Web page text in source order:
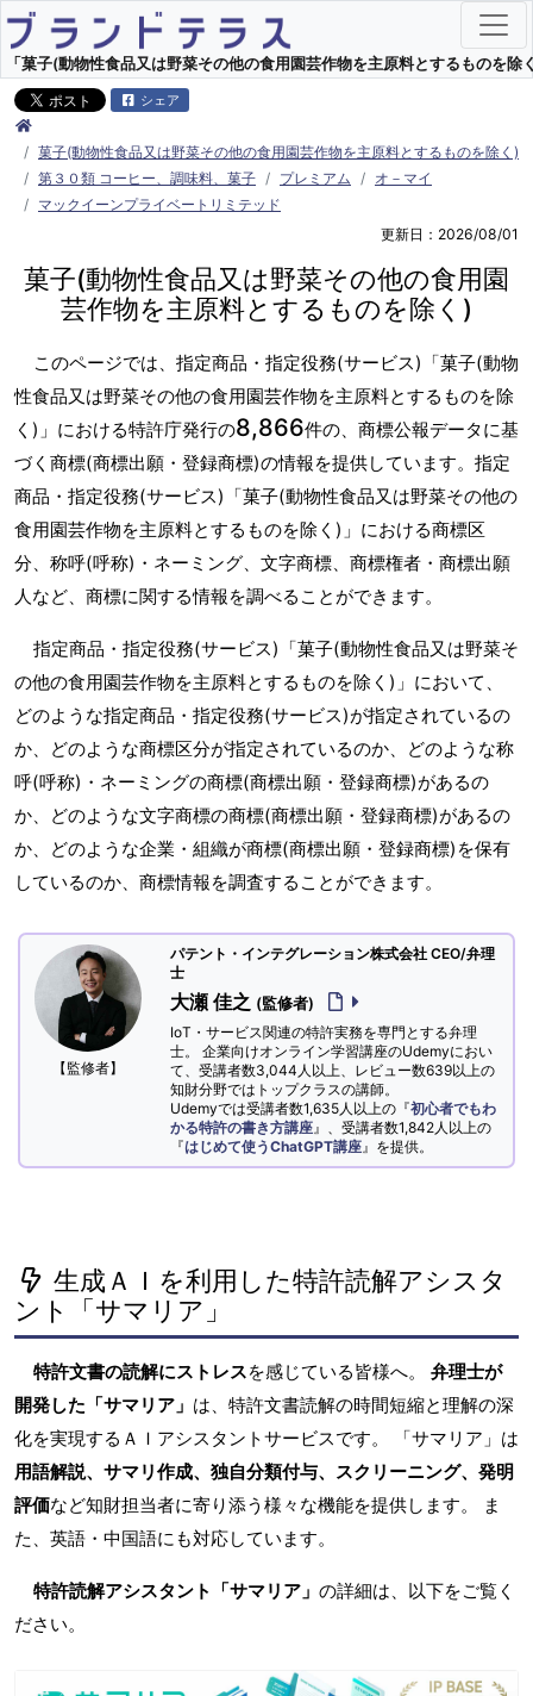
「菓子(動物性食品又は野菜その他の食用園芸作物を主原料とするものを
シェア
菓子(動物性食品又は野菜その他の食用園芸作物を主原料とするものを除く)
第３０類 コーヒー、調味料、菓子
プレミアム
オ－マイ
マックイーンプライベートリミテッド
更新日：2026/08/01
菓子(動物性食品又は野菜その他の食用園
芸作物を主原料とするものを除く)
このページでは、指定商品・指定役務(サービス)「菓子(動物
性食品又は野菜その他の食用園芸作物を主原料とするものを除
く)」における特許庁発行の8,866件の、商標公報データに基
づく商標(商標出願・登録商標)の情報を提供しています。指定
商品・指定役務(サービス)「菓子(動物性食品又は野菜その他の
食用園芸作物を主原料とするものを除く)」における商標区
分、称呼(呼称)・ネーミング、文字商標、商標権者・商標出願
人など、商標に関する情報を調べることができます。
指定商品・指定役務(サービス)「菓子(動物性食品又は野菜そ
の他の食用園芸作物を主原料とするものを除く)」において、
どのような指定商品・指定役務(サービス)が指定されているの
か、どのような商標区分が指定されているのか、どのような称
呼(呼称)・ネーミングの商標(商標出願・登録商標)があるの
か、どのような文字商標の商標(商標出願・登録商標)があるの
か、どのような企業・組織が商標(商標出願・登録商標)を保有
しているのか、商標情報を調査することができます。
【監修者】
パテント・インテグレーション株式会社 CEO/弁理
士
大瀬 佳之 (監修者)
IoT・サービス関連の特許実務を専門とする弁理
士。 企業向けオンライン学習講座のUdemyにおい
て、受講者数3,044人以上、レビュー数639以上の
知財分野ではトップクラスの講師。
Udemyでは受講者数1,635人以上の『初心者でもわ
かる特許の書き方講座 』、受講者数1,842人以上の
『はじめて使うChatGPT講座 』を提供。
生成ＡＩを利用した特許読解アシスタ
ント「サマリア」
特許文書の読解にストレスを感じている皆様へ。 弁理士が
開発した「サマリア」 は、特許文書読解の時間短縮と理解の深
化を実現するＡＩアシスタントサービスです。 「サマリア」は
用語解説、サマリ作成、独自分類付与、スクリーニング、発明
評価など知財担当者に寄り添う様々な機能を提供します。 ま
た、英語・中国語にも対応しています。
特許読解アシスタント「サマリア」 の詳細は、以下をご覧く
ださい。